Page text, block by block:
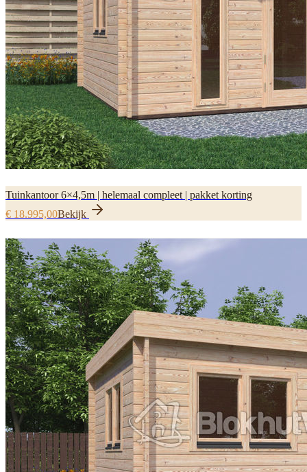
Tuinkantoor 6×4,5m | helemaal compleet | pakket korting
€ 18.995,00Bekijk